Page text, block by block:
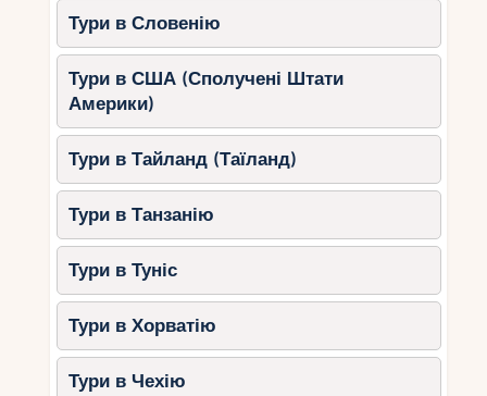
Тури в Словенію
Тури в США (Сполучені Штати
Америки)
Тури в Тайланд (Таїланд)
Тури в Танзанію
Тури в Туніс
Тури в Хорватію
Тури в Чехію